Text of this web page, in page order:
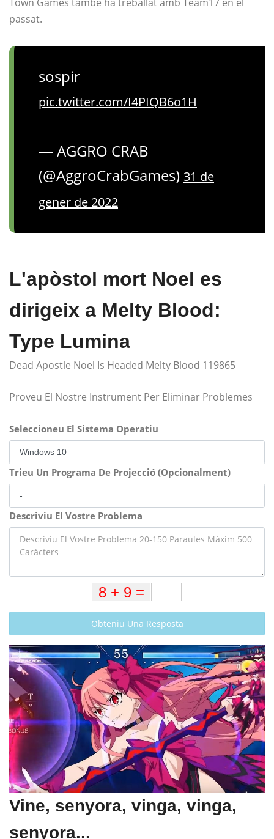
passat.
sospir
pic.twitter.com/I4PIQB6o1H
— AGGRO CRAB
(@AggroCrabGames) 31 de
gener de 2022
L'apòstol mort Noel es
dirigeix ​​a Melty Blood:
Type Lumina
Dead Apostle Noel Is Headed Melty Blood 119865
Proveu El Nostre Instrument Per Eliminar Problemes
Seleccioneu El Sistema Operatiu
Trieu Un Programa De Projecció (Opcionalment)
Descriviu El Vostre Problema
Obteniu Una Resposta
Vine, senyora, vinga, vinga,
senyora...